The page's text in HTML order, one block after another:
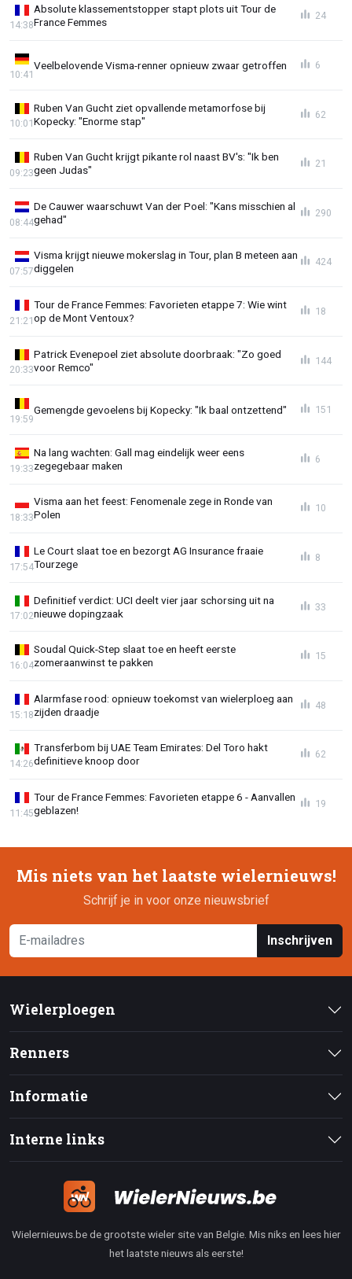
Absolute klassementstopper stapt plots uit Tour de
France Femmes
14:38
24
Veelbelovende Visma-renner opnieuw zwaar getroffen
10:41
6
Ruben Van Gucht ziet opvallende metamorfose bij
Kopecky: "Enorme stap"
10:01
62
Ruben Van Gucht krijgt pikante rol naast BV's: "Ik ben
geen Judas"
09:23
21
De Cauwer waarschuwt Van der Poel: "Kans misschien al
gehad"
08:44
290
Visma krijgt nieuwe mokerslag in Tour, plan B meteen aan
diggelen
07:57
424
Tour de France Femmes: Favorieten etappe 7: Wie wint
op de Mont Ventoux?
21:21
18
Patrick Evenepoel ziet absolute doorbraak: "Zo goed
voor Remco"
20:33
144
Gemengde gevoelens bij Kopecky: "Ik baal ontzettend"
19:59
151
Na lang wachten: Gall mag eindelijk weer eens
zegegebaar maken
19:33
6
Visma aan het feest: Fenomenale zege in Ronde van
Polen
18:33
10
Le Court slaat toe en bezorgt AG Insurance fraaie
Tourzege
17:54
8
Definitief verdict: UCI deelt vier jaar schorsing uit na
nieuwe dopingzaak
17:02
33
Soudal Quick-Step slaat toe en heeft eerste
zomeraanwinst te pakken
16:04
15
Alarmfase rood: opnieuw toekomst van wielerploeg aan
zijden draadje
15:18
48
Transferbom bij UAE Team Emirates: Del Toro hakt
definitieve knoop door
14:26
62
Tour de France Femmes: Favorieten etappe 6 - Aanvallen
geblazen!
11:45
19
Mis niets van het laatste wielernieuws!
Schrijf je in voor onze nieuwsbrief
Inschrijven
Wielerploegen
Renners
Informatie
Interne links
Wielernieuws.be de grootste wieler site van Belgie. Mis niks en lees hier
het laatste nieuws als eerste!